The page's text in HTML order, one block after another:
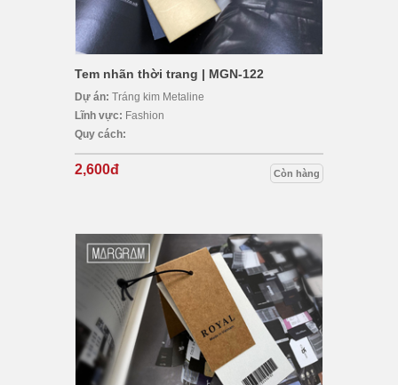
Tem nhãn thời trang | MGN-122
Dự án: Tráng kim Metaline
Lĩnh vực: Fashion
Quy cách:
2,600đ Còn hàng